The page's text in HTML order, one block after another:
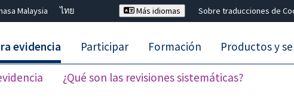
Malaysia
ไทย
Más idiomas Sobre traducciones de
evidencia
¿Qué son las revisiones sistemáticas?
Participar Formación Productos y